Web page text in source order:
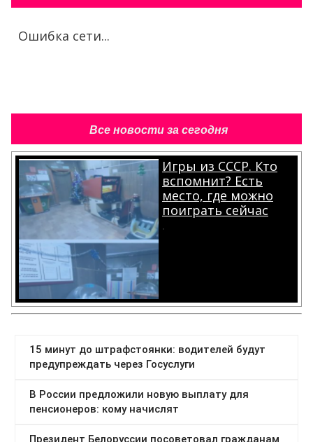
Ошибка сети...
Все новости за сегодня
Игры из СССР. Кто
вспомнит? Есть
место, где можно
поиграть сейчас
.